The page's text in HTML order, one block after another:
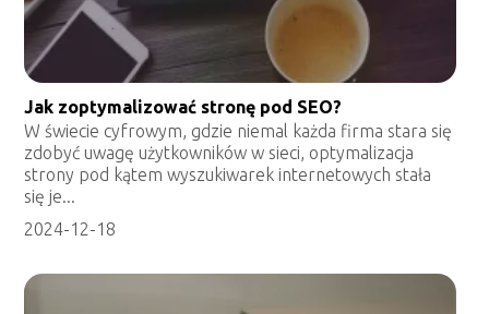
Jak zoptymalizować stronę pod SEO?
W świecie cyfrowym, gdzie niemal każda firma stara się
zdobyć uwagę użytkowników w sieci, optymalizacja
strony pod kątem wyszukiwarek internetowych stała
się je...
2024-12-18